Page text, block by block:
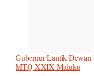
Gubernur Lantik Dewan
MTQ XXIX Maluku